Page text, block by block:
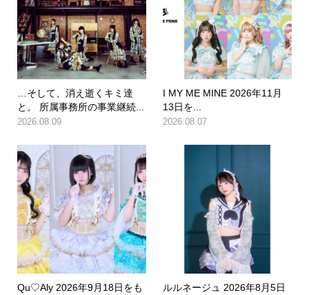
…そして、消え逝くキミ達
と。 所属事務所の事業継続...
2026.08.09
I MY ME MINE 2026年11月
13日を...
2026.08.07
Qu♡Aly 2026年9月18日をも
ルルネージュ 2026年8月5日